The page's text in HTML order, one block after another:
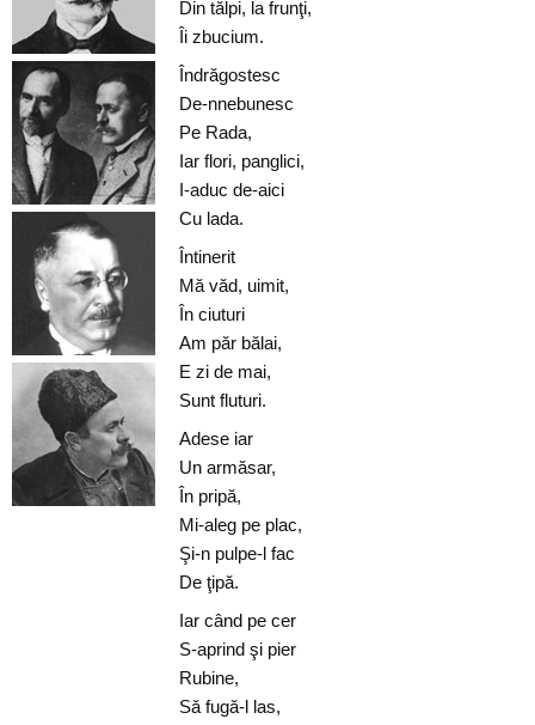
Din tălpi, la frunţi,
Îi zbucium.
Îndrăgostesc
De-nnebunesc
Pe Rada,
Iar flori, panglici,
I-aduc de-aici
Cu lada.
Întinerit
Mă văd, uimit,
În ciuturi
Am păr bălai,
E zi de mai,
Sunt fluturi.
Adese iar
Un armăsar,
În pripă,
Mi-aleg pe plac,
Şi-n pulpe-l fac
De ţipă.
Iar când pe cer
S-aprind şi pier
Rubine,
Să fugă-l las,